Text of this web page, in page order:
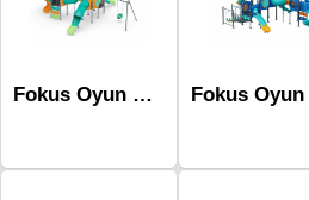
Fokus Oyun Serisi Mfc-1010 Fokus Oyun Serisi Mfc-1019